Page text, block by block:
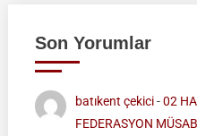
Son Yorumlar
batıkent çekici-02
FEDERASYON